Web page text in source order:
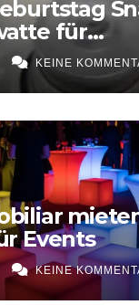
für
KEINE
Events
KEINE